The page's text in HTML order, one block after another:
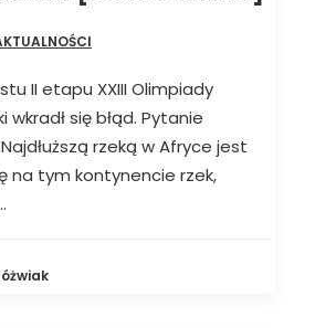
II etapu XXIII Olimpiady
wkradł się błąd. Pytanie
rzeką w Afryce jest
na tym kontynencie rzek,